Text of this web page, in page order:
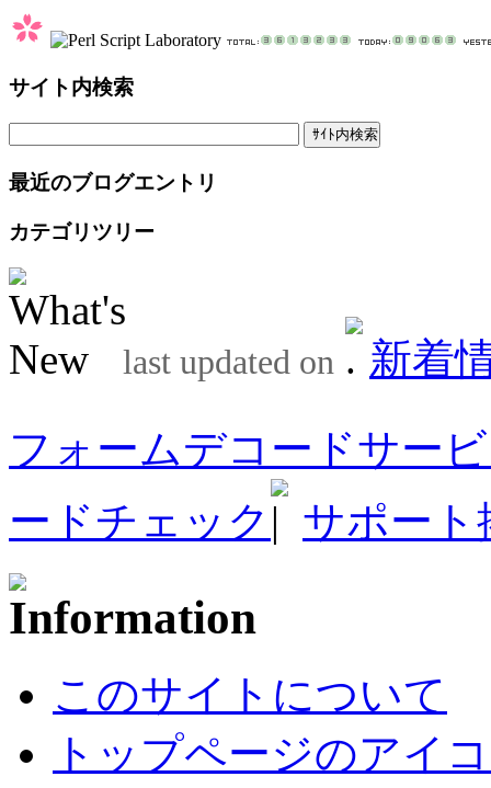
サイト内検索
最近のブログエントリ
カテゴリツリー
last updated on
新着
フォームデコードサー
ードチェック
サポート
このサイトについて
トップページのアイ